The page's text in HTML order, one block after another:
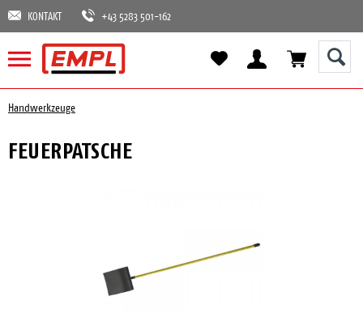
KONTAKT +43 5283 501-162
Handwerkzeuge
FEUERPATSCHE